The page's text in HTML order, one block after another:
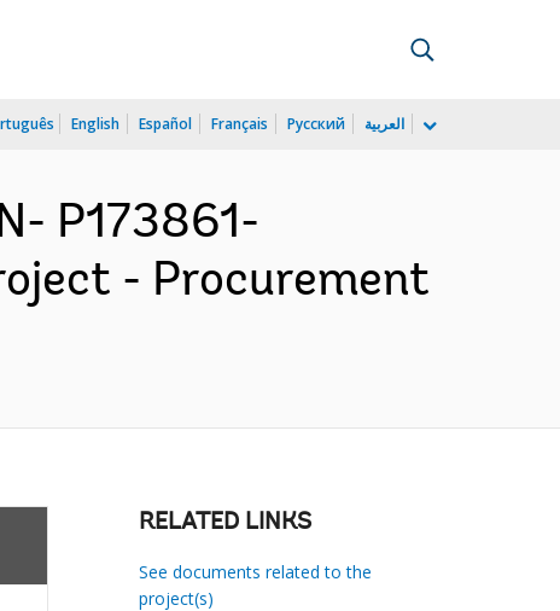
English Español Français Русский العربية
P173861-
- Procurement
RELATED LINKS
See documents related to the
project(s)